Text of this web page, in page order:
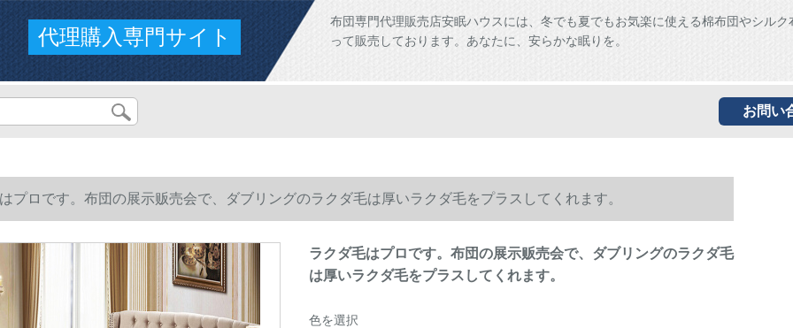
代理購入専門サイト
布団専門代理販売店安眠ハウスには、冬でも夏でもお気楽に使える棉布団やシルク
って販売しております。あなたに、安らかな眠りを。
お問い
プロです。布団の展示贩売会で、ダブリングのラクダ毛は厚いラクダ毛をプラスしてくれます。
ラクダ毛はプロです。布団の展示贩売会で、ダブリングのラクダ毛
は厚いラクダ毛をプラスしてくれます。
色を選択